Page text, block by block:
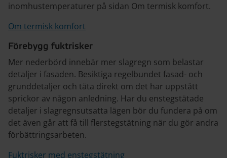
inomhustemperaturer på sidan Om termisk komfort.
Om termisk komfort
Förebygg fuktrisker
Mer nederbörd innebär mer slagregn som belastar
detaljer i fasaden. Besiktiga regelbundet fasad- och
grunddetaljer och täta direkt om det har uppstått
sprickor av någon anledning. Har du enstegstätade
detaljer i slagregnsutsatta lägen bör du fundera på om
det även går att få till flerstegstätning när du gör andra
förbättringsarbeten.
Fuktrisker med enstegstätning